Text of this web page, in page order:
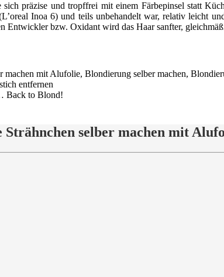
präzise und tropffrei mit einem Färbepinsel statt
Inoa 6) und teils unbehandelt war, relativ leicht
Entwickler bzw. Oxidant wird das Haar sanfter,
Back to Blond!
Strähnchen selber machen mit